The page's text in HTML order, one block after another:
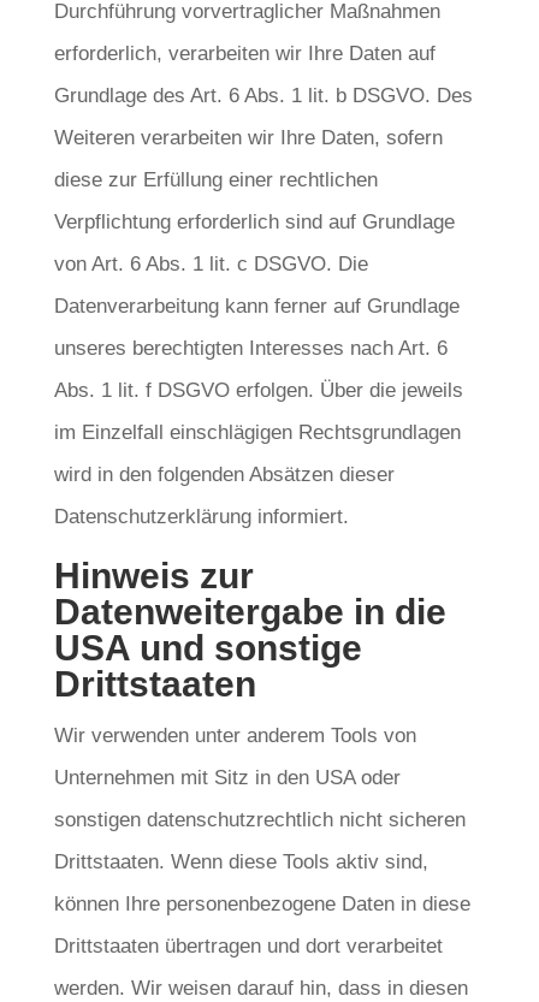
Durchführung vorvertraglicher Maßnahmen
erforderlich, verarbeiten wir Ihre Daten auf
Grundlage des Art. 6 Abs. 1 lit. b DSGVO. Des
Weiteren verarbeiten wir Ihre Daten, sofern
diese zur Erfüllung einer rechtlichen
Verpflichtung erforderlich sind auf Grundlage
von Art. 6 Abs. 1 lit. c DSGVO. Die
Datenverarbeitung kann ferner auf Grundlage
unseres berechtigten Interesses nach Art. 6
Abs. 1 lit. f DSGVO erfolgen. Über die jeweils
im Einzelfall einschlägigen Rechtsgrundlagen
wird in den folgenden Absätzen dieser
Datenschutzerklärung informiert.
Hinweis zur
Datenweitergabe in die
USA und sonstige
Drittstaaten
Wir verwenden unter anderem Tools von
Unternehmen mit Sitz in den USA oder
sonstigen datenschutzrechtlich nicht sicheren
Drittstaaten. Wenn diese Tools aktiv sind,
können Ihre personenbezogene Daten in diese
Drittstaaten übertragen und dort verarbeitet
werden. Wir weisen darauf hin, dass in diesen